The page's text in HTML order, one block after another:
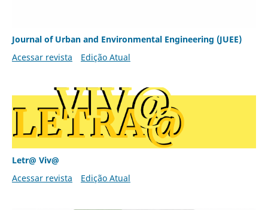
Journal of Urban and Environmental Engineering (JUEE)
Acessar revista
Edição Atual
Letr@ Viv@
Acessar revista
Edição Atual